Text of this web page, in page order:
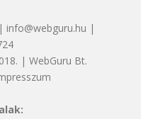
info@webguru.hu |
| WebGuru Bt.